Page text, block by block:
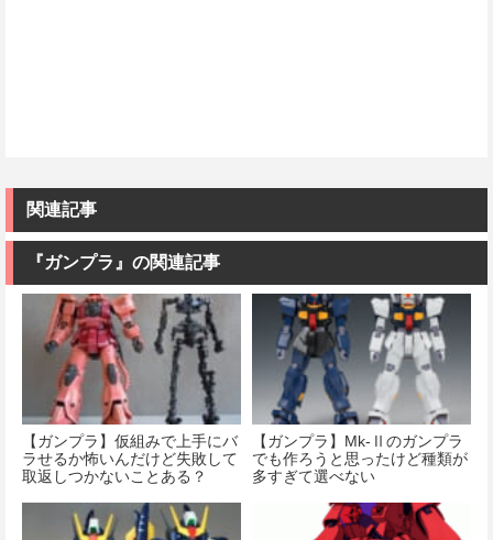
関連記事
『ガンプラ』の関連記事
【ガンプラ】仮組みで上手にバ
ラせるか怖いんだけど失敗して
取返しつかないことある？
【ガンプラ】Mk-Ⅱのガンプラ
でも作ろうと思ったけど種類が
多すぎて選べない